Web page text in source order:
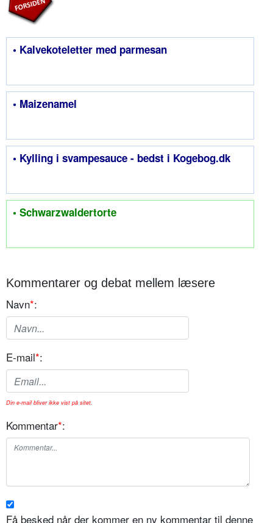
• Kalvekoteletter med parmesan
• Maizenamel
• Kylling i svampesauce - bedst i Kogebog.dk
• Schwarzwaldertorte
Kommentarer og debat mellem læsere
Navn*:
E-mail*:
Din e-mail bliver ikke vist på sitet.
Kommentar*:
Få besked når der kommer en ny kommentar til denne